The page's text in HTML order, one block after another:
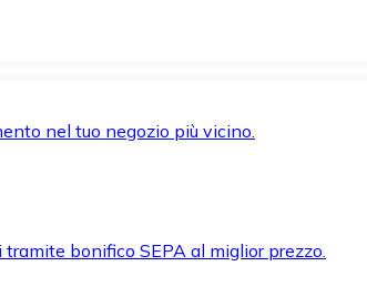
nel tuo negozio più vicino.
bonifico SEPA al miglior prezzo.